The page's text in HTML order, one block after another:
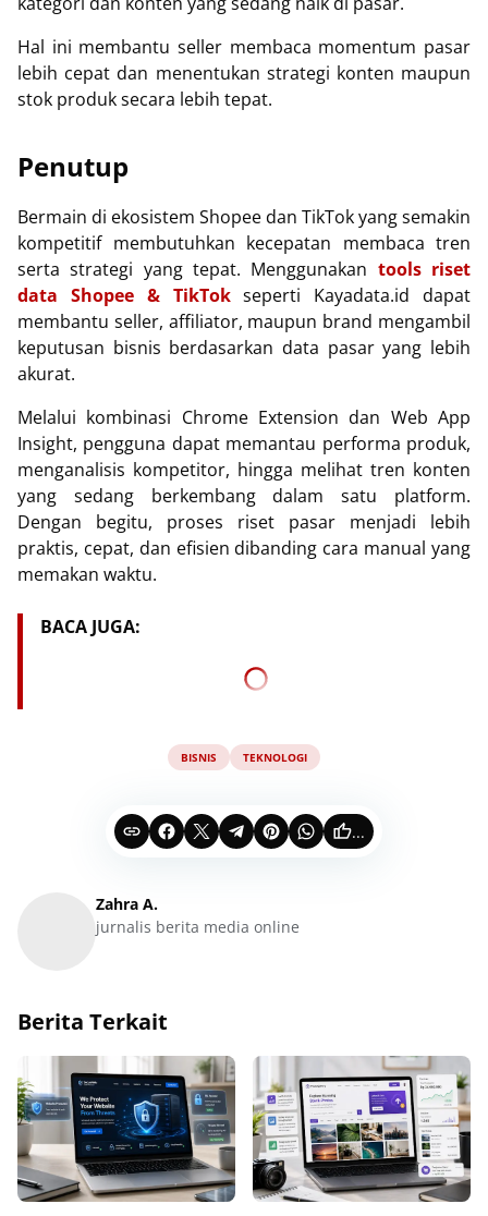
Hal ini membantu seller membaca momentum pasar
lebih cepat dan menentukan strategi konten maupun
stok produk secara lebih tepat.
Penutup
Bermain di ekosistem Shopee dan TikTok yang semakin
kompetitif membutuhkan kecepatan membaca tren
serta strategi yang tepat. Menggunakan tools riset
data Shopee & TikTokseperti Kayadata.id dapat
membantu seller, affiliator, maupun brand mengambil
keputusan bisnis berdasarkan data pasar yang lebih
akurat.
Melalui kombinasi Chrome Extension dan Web App
Insight, pengguna dapat memantau performa produk,
menganalisis kompetitor, hingga melihat tren konten
yang sedang berkembang dalam satu platform.
Dengan begitu, proses riset pasar menjadi lebih
praktis, cepat, dan efisien dibanding cara manual yang
memakan waktu.
BACA JUGA:
BISNIS TEKNOLOGI
...
Zahra A.
jurnalis berita media online
Berita Terkait